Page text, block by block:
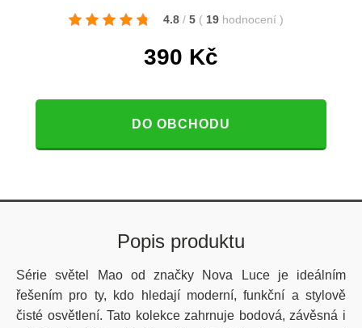
4.8 / 5 ( 19 hodnocení )
390 Kč
DO OBCHODU
Popis produktu
Série světel Mao od značky Nova Luce je ideálním
řešením pro ty, kdo hledají moderní, funkční a stylově
čisté osvětlení.Tato kolekce zahrnuje bodová, závěsná i